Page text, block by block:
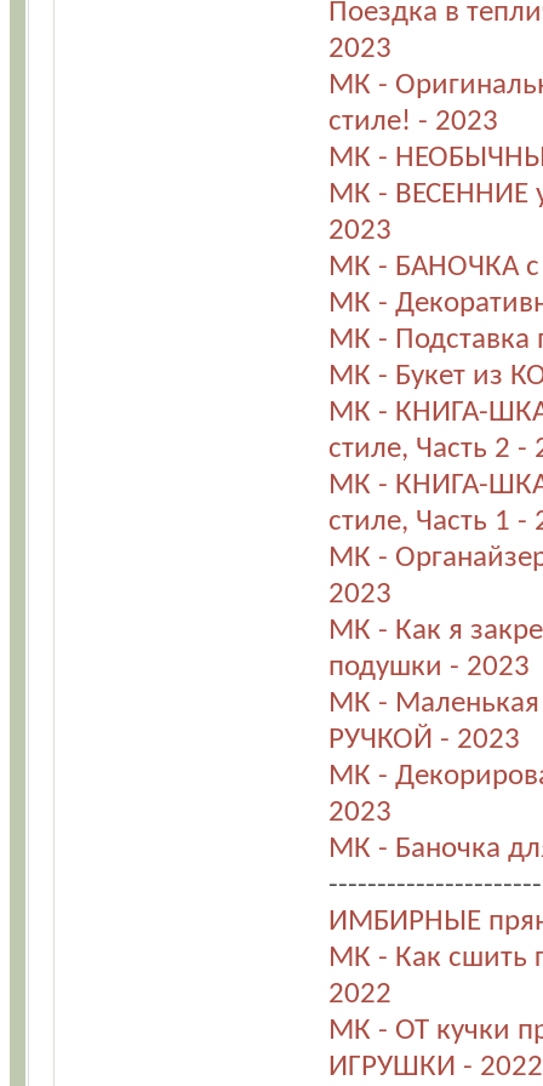
Поездка в
2023
МК -
стиле! - 2023
МК -
МК - ВЕСЕННИЕ
2023
МК - БАНОЧКА
МК -
МК -
МК - Букет из
МК - КНИГА-
стиле, Часть 2 -
МК - КНИГА-
стиле, Часть 1 -
МК -
2023
МК - Как я
подушки - 2023
МК -
РУЧКОЙ - 2023
МК -
2023
МК - Баночка
ИМБИРНЫЕ
МК - Как сшить
2022
МК - ОТ кучки
ИГРУШКИ - 2022